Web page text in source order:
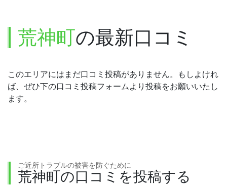
荒神町の最新口コミ
このエリアにはまだ口コミ投稿がありません。もしよけれ
ば、ぜひ下の口コミ投稿フォームより投稿をお願いいたし
ます。
ご近所トラブルの被害を防ぐために
荒神町の口コミを投稿する